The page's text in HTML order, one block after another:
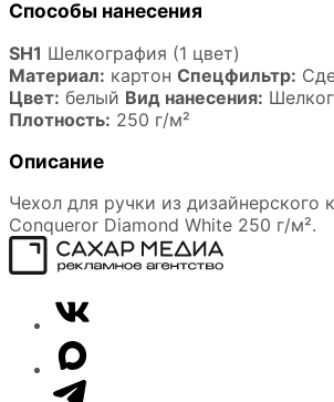
Способы нанесения
SH1 Шелкография (1 цвет)
Материал: картон Спецфильтр:
Цвет: белый Вид нанесения:
Плотность: 250 г/м²
Описание
Чехол для ручки из дизайнерского
Conqueror Diamond White 250 г/м².
МедиаVK
Telegram
MAX